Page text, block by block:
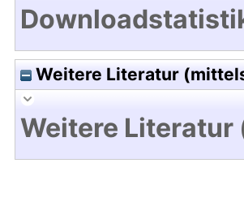
Weitere Literatur
Weitere Literatur